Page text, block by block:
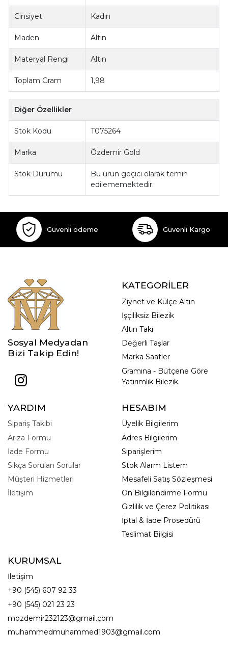
Cinsiyet Kadın
Maden Altın
Materyal Rengi Altın
Toplam Gram 1,98
Diğer Özellikler
Stok Kodu T075264
Marka Özdemir Gold
Stok Durumu
Bu ürün geçici olarak temin
edilememektedir.
Güvenli ödeme Güvenli Kargo
Sosyal Medyadan
Bizi Takip Edin!
KATEGORİLER
Ziynet ve Külçe Altın
İşçiliksiz Bilezik
Altın Takı
Değerli Taşlar
Marka Saatler
Gramına - Bütçene Göre
Yatırımlık Bilezik
YARDIM
Sipariş Takibi
Arıza Formu
İade Formu
Sıkça Sorulan Sorular
Müşteri Hizmetleri
İletişim
HESABIM
Üyelik Bilgilerim
Adres Bilgilerim
Siparişlerim
Stok Alarm Listem
Mesafeli Satış Sözleşmesi
Ön Bilgilendirme Formu
Gizlilik ve Çerez Politikası
İptal & İade Prosedürü
Teslimat Bilgisi
KURUMSAL
İletişim
+90 (545) 607 92 33
+90 (545) 021 23 23
mozdemir232123@gmail.com
muhammedmuhammed1903@gmail.com